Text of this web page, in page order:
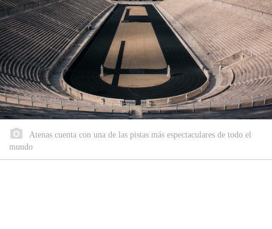
Atenas cuenta con una de las pistas más espectaculares de todo el
mundo